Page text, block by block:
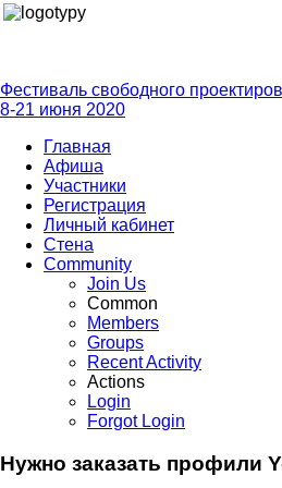
Фестиваль свободного
8-21 июня 2020
Главная
Афиша
Участники
Регистрация
Личный кабинет
Стена
Community
Join Us
Common
Members
Groups
Recent Activity
Actions
Login
Forgot Login
Нужно заказать профили